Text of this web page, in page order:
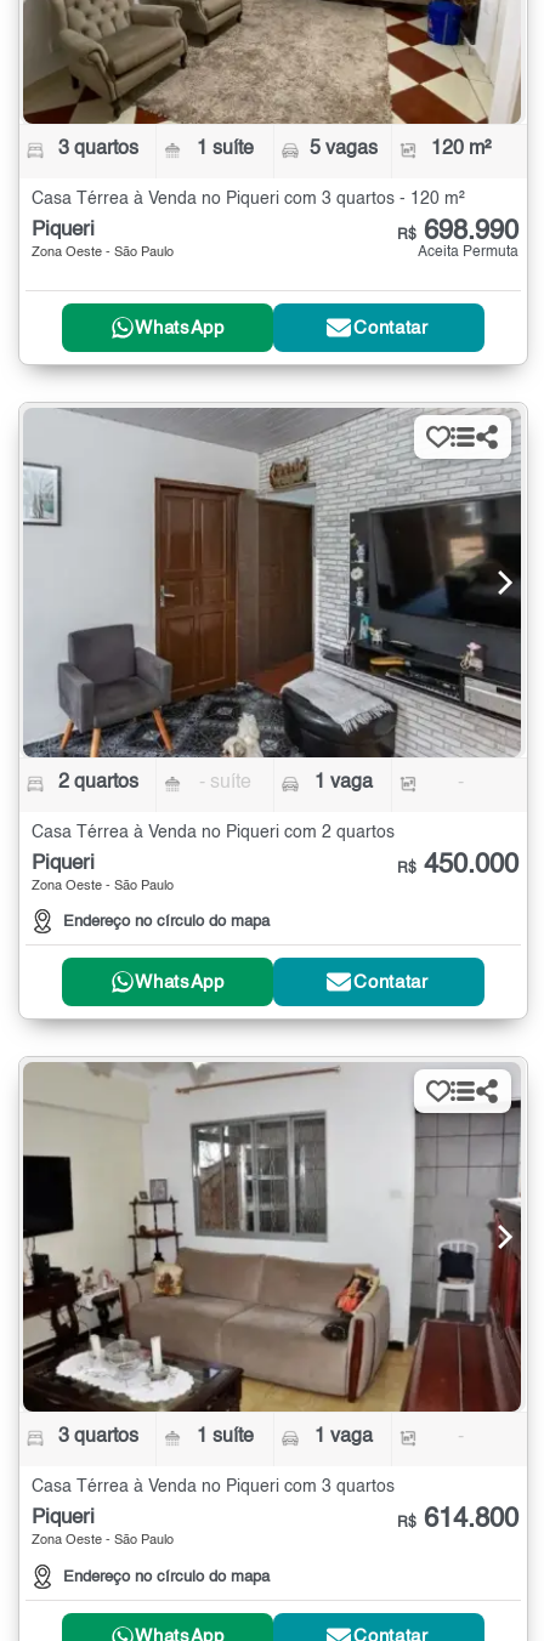
3 quartos 1 suíte 5 vagas 120 m²
Casa Térrea à Venda no Piqueri com 3 quartos - 120 m²
Piqueri
Zona Oeste - São Paulo
R$ 698.990
Aceita Permuta
WhatsApp Contatar
2 quartos - suíte 1 vaga -
Casa Térrea à Venda no Piqueri com 2 quartos
Piqueri
Zona Oeste - São Paulo
Endereço no círculo do mapa
R$ 450.000
WhatsApp Contatar
3 quartos 1 suíte 1 vaga -
Casa Térrea à Venda no Piqueri com 3 quartos
Piqueri
Zona Oeste - São Paulo
Endereço no círculo do mapa
R$ 614.800
WhatsApp Contatar